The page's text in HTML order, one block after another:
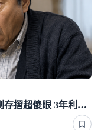
440萬退休金丟定存最安心？ 阿北一刷存摺超傻眼 3年利息僅1千多